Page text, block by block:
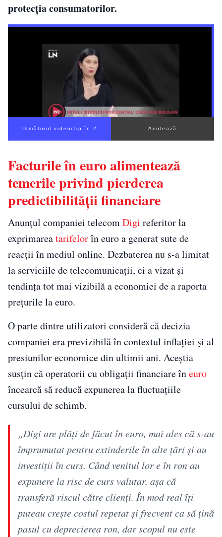
protecția consumatorilor.
Următorul videoclip în 1 Anulează
Facturile în euro alimentează
temerile privind pierderea
predictibilității financiare
Anunțul companiei telecomDigi referitor la
exprimareatarifelorîn euro a generat sute de
reacții în mediul online. Dezbaterea nu s-a limitat
la serviciile de telecomunicații, ci a vizat și
tendința tot mai vizibilă a economiei de a raporta
prețurile la euro.
O parte dintre utilizatori consideră că decizia
companiei era previzibilă în contextul inflației și al
presiunilor economice din ultimii ani. Aceștia
susțin că operatorii cu obligații financiare îneuro
încearcă să reducă expunerea la fluctuațiile
cursului de schimb.
„Digi are plăți de făcut în euro, mai ales că s-au
împrumutat pentru extinderile în alte țări și au
investiții în curs. Când venitul lor e în ron au
expunere la risc de curs valutar, așa că
transferă riscul către clienți. În mod real îți
puteau crește costul repetat și frecvent ca să țină
pasul cu deprecierea ron, dar scopul nu este